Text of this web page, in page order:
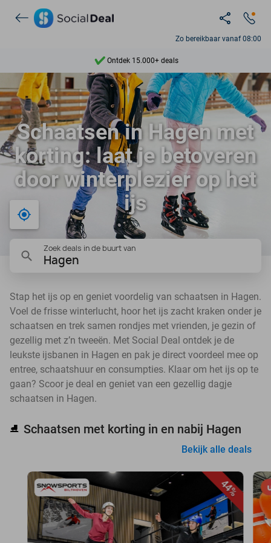
Zo bereikbaar vanaf 08:00
Ontdek 15.000+ deals
7 dagen per week beschikbaar
10+ miljoen leden
9,4
Ontdek 15.000+ deals
Schaatsen in Hagen met
korting: laat je betoveren
door winterplezier op het
ijs
Bij mij in de buurt
Zoek deals in de buurt van
Hagen
Stap het ijs op en geniet voordelig van schaatsen in Hagen.
Voel de frisse winterlucht, hoor het ijs zacht kraken onder je
schaatsen en trek samen rondjes met vrienden, je gezin of
gezellig met z’n tweeën. Met Social Deal ontdek je de
leukste ijsbanen in Hagen en pak je direct voordeel mee op
entree, schaatshuur en consumpties. Klaar om het ijs op te
gaan? Scoor je deal en geniet van een gezellig dagje
schaatsen in Hagen.
⛸️ Schaatsen met korting in en nabij Hagen
Bekijk alle deals
44%